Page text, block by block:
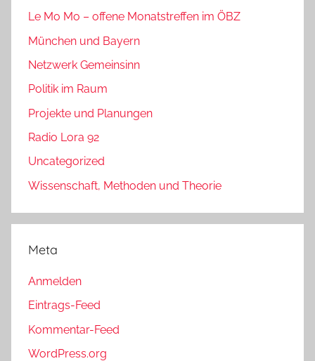
Le Mo Mo – offene Monatstreffen im ÖBZ
München und Bayern
Netzwerk Gemeinsinn
Politik im Raum
Projekte und Planungen
Radio Lora 92
Uncategorized
Wissenschaft, Methoden und Theorie
Meta
Anmelden
Eintrags-Feed
Kommentar-Feed
WordPress.org